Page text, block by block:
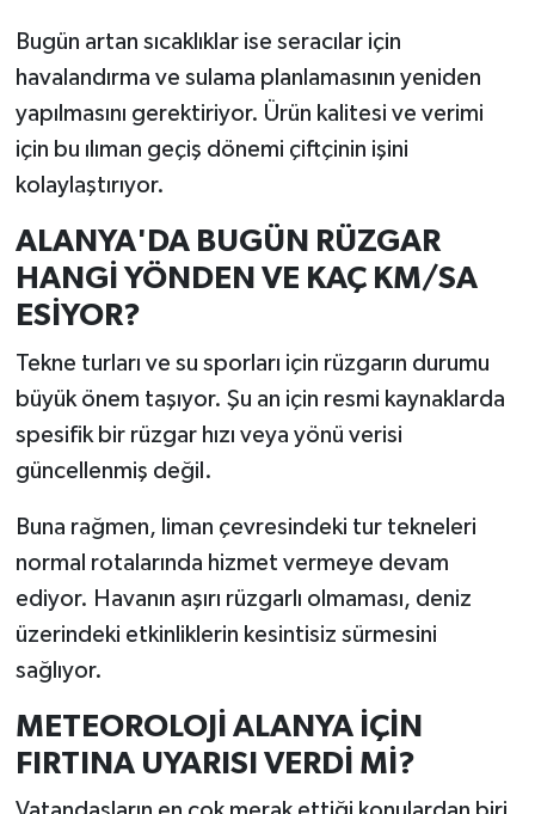
Bugün artan sıcaklıklar ise seracılar için
havalandırma ve sulama planlamasının yeniden
yapılmasını gerektiriyor. Ürün kalitesi ve verimi
için bu ılıman geçiş dönemi çiftçinin işini
kolaylaştırıyor.
ALANYA'DA BUGÜN RÜZGAR
HANGİ YÖNDEN VE KAÇ KM/SA
ESİYOR?
Tekne turları ve su sporları için rüzgarın durumu
büyük önem taşıyor. Şu an için resmi kaynaklarda
spesifik bir rüzgar hızı veya yönü verisi
güncellenmiş değil.
Buna rağmen, liman çevresindeki tur tekneleri
normal rotalarında hizmet vermeye devam
ediyor. Havanın aşırı rüzgarlı olmaması, deniz
üzerindeki etkinliklerin kesintisiz sürmesini
sağlıyor.
METEOROLOJİ ALANYA İÇİN
FIRTINA UYARISI VERDİ Mİ?